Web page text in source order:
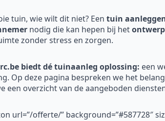
tuin, wie wilt dit niet? Een tuin
nodig die kan hepen bij het
zonder stress en zorgen.
biedt dé tuinaanleg oplossing: een
Op deze pagina bespreken we het
een overzicht van de aangeboden
url=”/offerte/” background=”#587728″